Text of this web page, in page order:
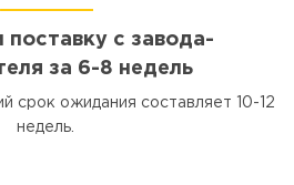
поставку с завода-
за 6-8 недель
срок ожидания составляет 10-12
недель.